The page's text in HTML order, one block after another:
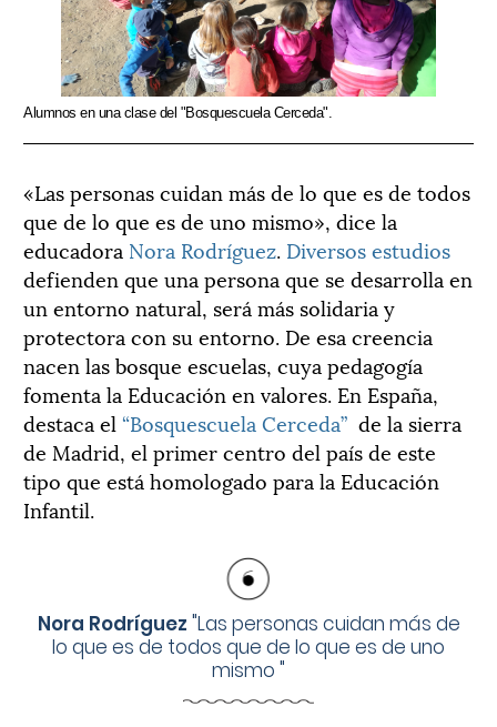
Alumnos en una clase del "Bosquescuela Cerceda".
«Las personas cuidan más de lo que es de todos
que de lo que es de uno mismo», dice la
educadora Nora Rodríguez. Diversos estudios
defienden que una persona que se desarrolla en
un entorno natural, será más solidaria y
protectora con su entorno. De esa creencia
nacen las bosque escuelas, cuya pedagogía
fomenta la Educación en valores. En España,
destaca el “Bosquescuela Cerceda” de la sierra
de Madrid, el primer centro del país de este
tipo que está homologado para la Educación
Infantil.
Nora Rodríguez "Las personas cuidan más de
lo que es de todos que de lo que es de uno
mismo "